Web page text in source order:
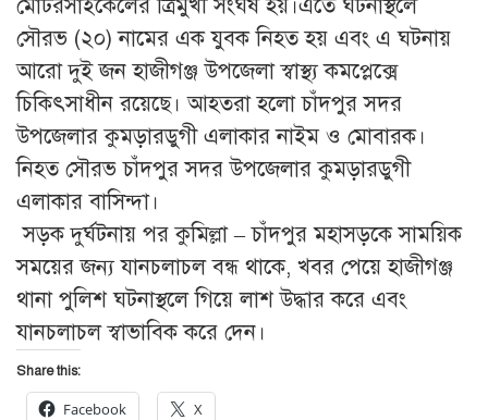
মোটরসাইকেলের ত্রিমুখী সংঘর্ষ হয়।এতে ঘটনাস্থলে
সৌরভ (২০) নামের এক যুবক নিহত হয় এবং এ ঘটনায়
আরো দুই জন হাজীগঞ্জ উপজেলা স্বাস্থ্য কমপ্লেক্সে
চিকিৎসাধীন রয়েছে। আহতরা হলো চাঁদপুর সদর
উপজেলার কুমড়ারডুগী এলাকার নাইম ও মোবারক।
নিহত সৌরভ চাঁদপুর সদর উপজেলার কুমড়ারডুগী
এলাকার বাসিন্দা।
সড়ক দুর্ঘটনায় পর কুমিল্লা – চাঁদপুর মহাসড়কে সাময়িক
সময়ের জন্য যানচলাচল বন্ধ থাকে, খবর পেয়ে হাজীগঞ্জ
থানা পুলিশ ঘটনাস্থলে গিয়ে লাশ উদ্ধার করে এবং
যানচলাচল স্বাভাবিক করে দেন।
Share this:
Facebook X